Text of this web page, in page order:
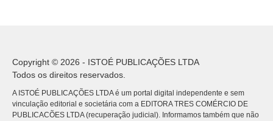
Copyright © 2026 - ISTOÉ PUBLICAÇÕES LTDA
Todos os direitos reservados.
A ISTOÉ PUBLICAÇÕES LTDA é um portal digital independente e sem
vinculação editorial e societária com a EDITORA TRES COMÉRCIO DE
PUBLICACÕES LTDA (recuperação judicial). Informamos também que não